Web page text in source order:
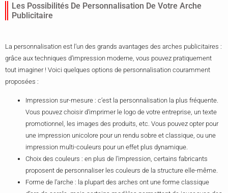
Les Possibilités De Personnalisation De Votre Arche
Publicitaire
La personnalisation est l’un des grands avantages des arches publicitaires :
grâce aux techniques d’impression moderne, vous pouvez pratiquement
tout imaginer ! Voici quelques options de personnalisation couramment
proposées :
Impression sur-mesure : c’est la personnalisation la plus fréquente.
Vous pouvez choisir d’imprimer le logo de votre entreprise, un texte
promotionnel, les images des produits, etc. Vous pouvez opter pour
une impression unicolore pour un rendu sobre et classique, ou une
impression multi-couleurs pour un effet plus dynamique.
Choix des couleurs : en plus de l’impression, certains fabricants
proposent de personnaliser les couleurs de la structure elle-même.
Forme de l’arche : la plupart des arches ont une forme classique